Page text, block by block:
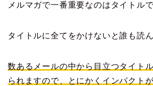
メルマガで一番重要なのはタイトルで
タイトルに全てをかけないと誰も読
数あるメールの中から目立つタイト
られますので、とにかくインパクト